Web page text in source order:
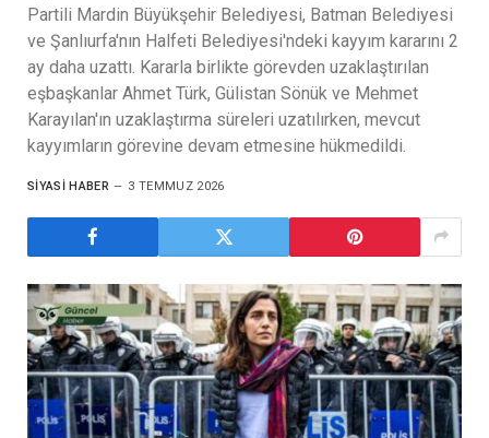
Partili Mardin Büyükşehir Belediyesi, Batman Belediyesi
ve Şanlıurfa'nın Halfeti Belediyesi'ndeki kayyım kararını 2
ay daha uzattı. Kararla birlikte görevden uzaklaştırılan
eşbaşkanlar Ahmet Türk, Gülistan Sönük ve Mehmet
Karayılan'ın uzaklaştırma süreleri uzatılırken, mevcut
kayyımların görevine devam etmesine hükmedildi.
SIYASI HABER 3 TEMMUZ 2026